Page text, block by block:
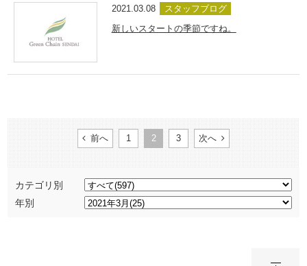
2021.03.08
スタッフブログ
新しいスタートの季節ですね。
前へ 1 2 3 次へ
カテゴリ別
年別